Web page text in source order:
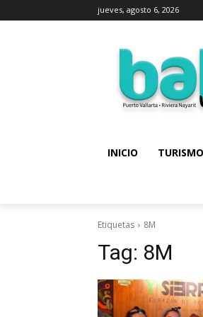
jueves, agosto 6, 2026
INICIO TURISMO
Etiquetas 8M
Tag: 8M